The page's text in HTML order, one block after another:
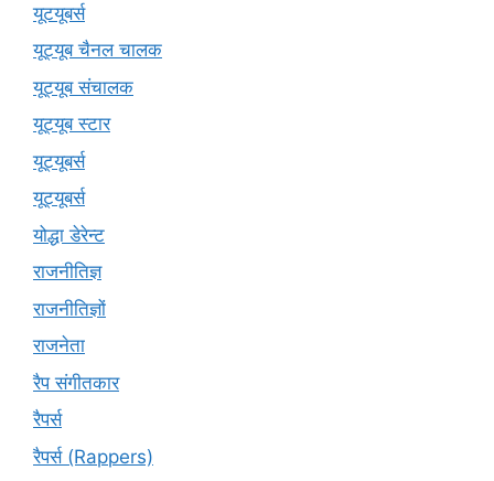
यूटयूबर्स
यूट्यूब चैनल चालक
यूट्यूब संचालक
यूट्यूब स्टार
यूट्यूबर्स
यूट्‍यूबर्स
योद्धा डेरेन्ट
राजनीतिज्ञ
राजनीतिज्ञों
राजनेता
रैप संगीतकार
रैपर्स
रैपर्स (Rappers)